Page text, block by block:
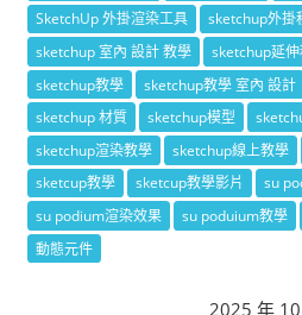
SketchUp 外掛渲染工具
sketchup外掛
sketchup 室內 設計 教學
sketchup延
sketchup教學
sketchup教學 室內 設計
sketchup 材質
sketchup模型
sketchup渲染教學
sketchup線上教學
sketcup教學
sketcup教學影片
su
su podium渲染效果
su poduium教學
動態元件
2025 年